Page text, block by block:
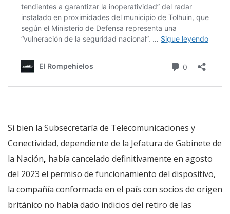
Si bien la Subsecretaría de Telecomunicaciones y
Conectividad, dependiente de la Jefatura de Gabinete de
la Nación, había cancelado definitivamente en agosto
del 2023 el permiso de funcionamiento del dispositivo,
la compañía conformada en el país con socios de origen
británico no había dado indicios del retiro de las